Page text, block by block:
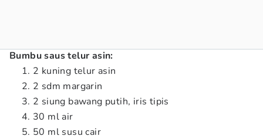
Bumbu saus telur asin:
2 kuning telur asin
2 sdm margarin
2 siung bawang putih, iris tipis
30 ml air
50 ml susu cair